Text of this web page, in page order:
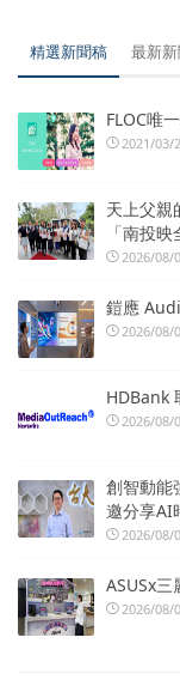
精選新聞稿 最新
FLOC唯
2021/03/
天上父親
「南投
2026/08/
鎧應
2026/08/
HDBank
2026/08/
創智動能
邀分享AI
2026/08/
ASUSx三
2026/08/